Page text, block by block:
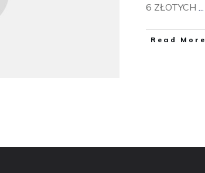
6 ZŁOTYCH
​Read More